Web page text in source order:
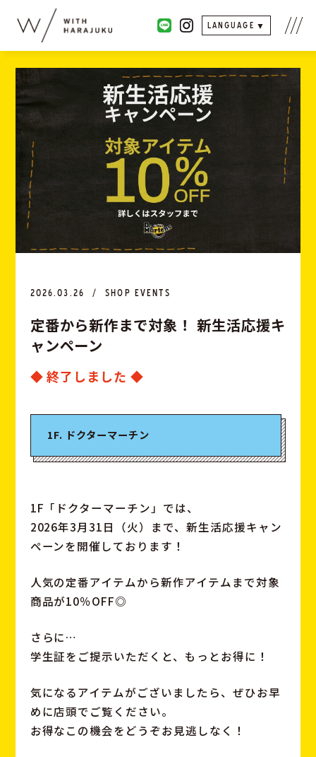
LANGUAGE
2026.03.26 SHOP EVENTS
定番から新作まで対象 ！ 新生活応援キ
ャンペーン
◆ 終了しました ◆
1F. ドクターマーチン
1F「ドクターマーチン」では、
2026年3月31日（火）まで、新生活応援キャン
ペーンを開催しております！
人気の定番アイテムから新作アイテムまで対象
商品が10％OFF◎
さらに…
学生証をご提示いただくと、もっとお得に！
気になるアイテムがございましたら、ぜひお早
めに店頭でご覧ください。
お得なこの機会をどうぞお見逃しなく！